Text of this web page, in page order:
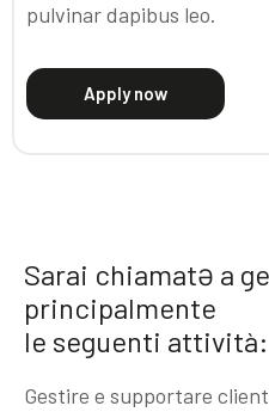
EN
pulvinar dapibus leo.
Apply now
Sarai chiamatƏ a
principalmente
le seguenti attività:
Gestire e supportare